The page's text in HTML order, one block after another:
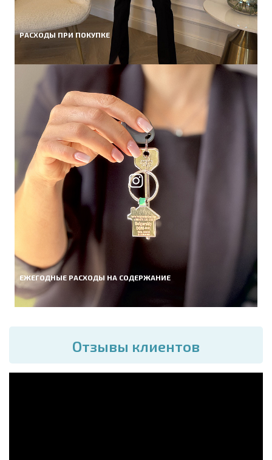
РАСХОДЫ ПРИ ПОКУПКЕ
ЕЖЕГОДНЫЕ РАСХОДЫ НА СОДЕРЖАНИЕ
Отзывы клиентов